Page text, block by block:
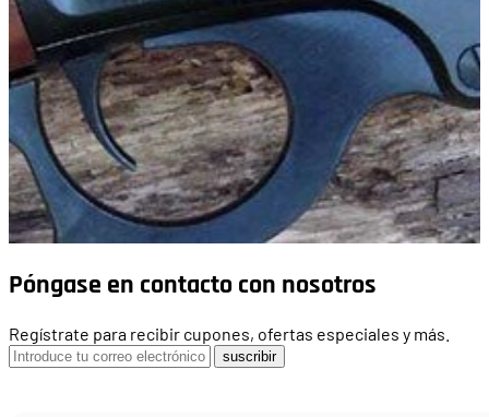
Póngase en contacto con nosotros
Regístrate para recibir cupones, ofertas especiales y más.
suscribir